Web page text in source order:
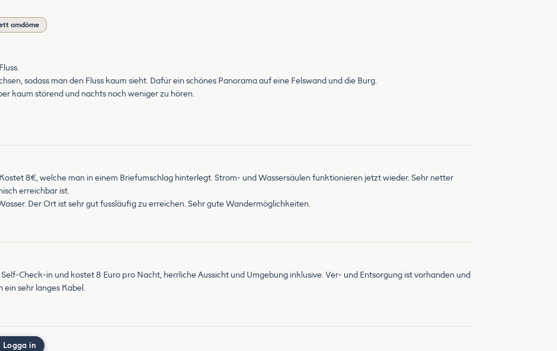
omdöme
sodass man den Fluss kaum sieht. Dafür ein schönes Panorama auf eine Felswand und die Burg.
kaum störend und nachts noch weniger zu hören.
8€, welche man in einem Briefumschlag hinterlegt. Strom- und Wassersäulen funktionieren jetzt wieder. Sehr netter
erreichbar ist.
Der Ort ist sehr gut fussläufig zu erreichen. Sehr gute Wandermöglichkeiten.
Check-in und kostet 8 Euro pro Nacht, herrliche Aussicht und Umgebung inklusive. Ver- und Entsorgung ist vorhanden und
ein sehr langes Kabel.
Logga in